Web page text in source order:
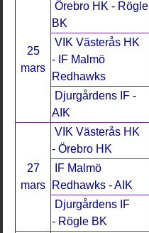
25
mars
Örebro HK - Rögle
BK
VIK Västerås HK
- IF Malmö
Redhawks
Djurgårdens IF -
AIK
27
mars
VIK Västerås HK
- Örebro HK
IF Malmö
Redhawks - AIK
Djurgårdens IF
- Rögle BK